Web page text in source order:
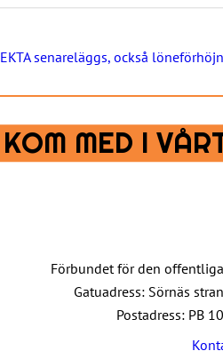
senareläggs, också
KOM MED I
Förbundet för den
Gatuadress: Sörnäs
Postadress: PB